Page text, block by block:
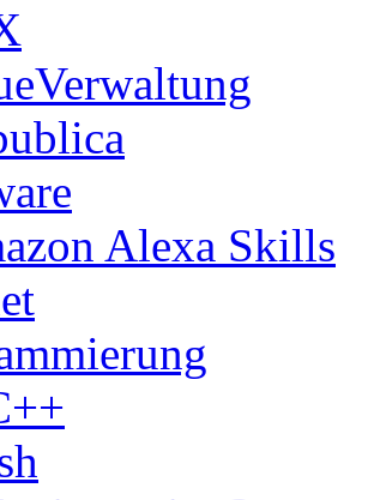
Alexa Skills